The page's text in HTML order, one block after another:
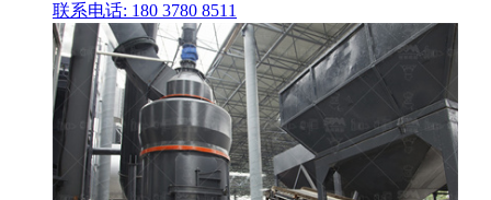
联系电话: 180 3780 8511